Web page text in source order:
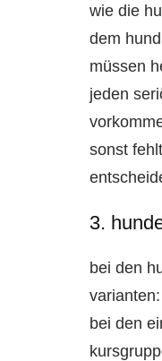
wie die
dem
müssen
jeden
sonst
3.
bei den
varianten:
bei den